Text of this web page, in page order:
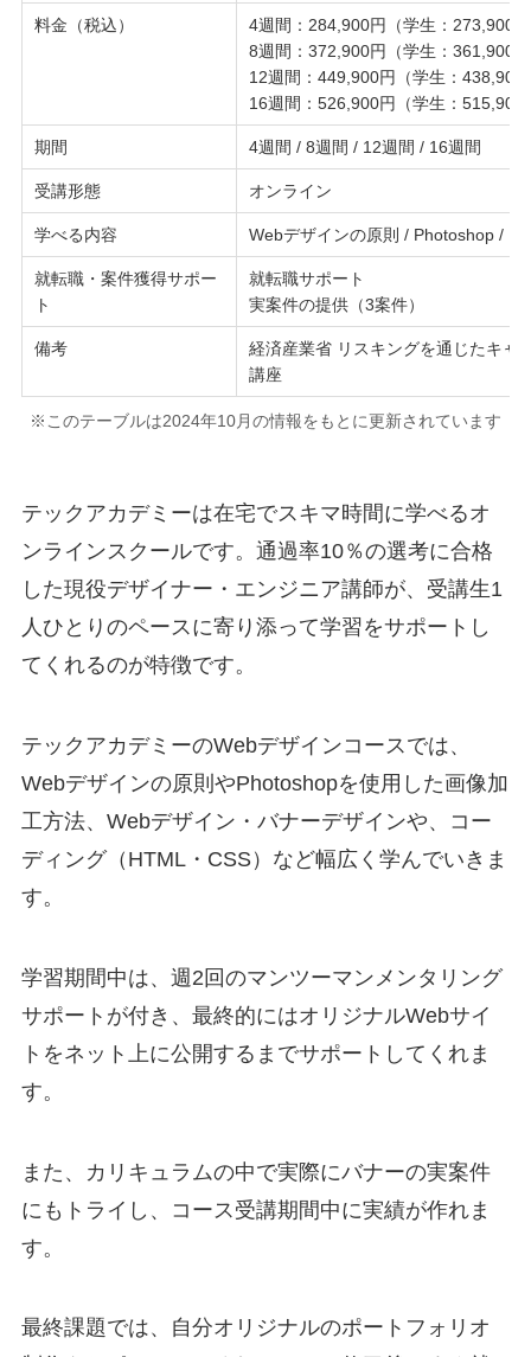
料金（税込）
4週間：284,900円（学生：273,900
8週間：372,900円（学生：361,900
12週間：449,900円（学生：438,900
16週間：526,900円（学生：515,900
期間 4週間 / 8週間 / 12週間 / 16週間
受講形態 オンライン
学べる内容 Webデザインの原則 / Photoshop /
就転職・案件獲得サポー
ト
就転職サポート
実案件の提供（3案件）
備考
経済産業省 リスキングを通じたキャ
講座
※このテーブルは2024年10月の情報をもとに更新されています
テックアカデミーは在宅でスキマ時間に学べるオ
ンラインスクールです。通過率10％の選考に合格
した現役デザイナー・エンジニア講師が、受講生1
人ひとりのペースに寄り添って学習をサポートし
てくれるのが特徴です。
テックアカデミーのWebデザインコースでは、
Webデザインの原則やPhotoshopを使用した画像加
工方法、Webデザイン・バナーデザインや、コー
ディング（HTML・CSS）など幅広く学んでいきま
す。
学習期間中は、週2回のマンツーマンメンタリング
サポートが付き、最終的にはオリジナルWebサイ
トをネット上に公開するまでサポートしてくれま
す。
また、カリキュラムの中で実際にバナーの実案件
にもトライし、コース受講期間中に実績が作れま
す。
最終課題では、自分オリジナルのポートフォリオ